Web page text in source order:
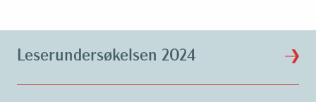
Leserundersøkelsen 2024